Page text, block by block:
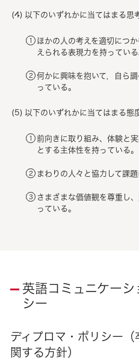
以下のいずれかに当てはまる思
ほかの人の考えを適切につ
えられる表現力を持っている
何かに興味を抱いて，自ら
っている。
以下のいずれかに当てはまる態
前向きに取り組み、体験と
とする主体性を持っている。
まわりの人々と協力して課
さまざまな価値観を尊重し
っている。
英語コミュニケー
シー
ディプロマ・ポリシー
関する方針）